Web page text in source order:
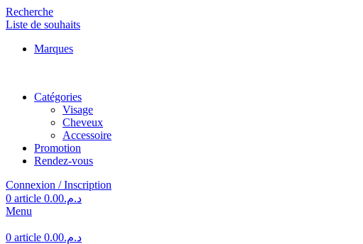
Recherche
Liste de souhaits
Marques
Catégories
Visage
Cheveux
Accessoire
Promotion
Rendez-vous
Connexion / Inscription
0 article د.م.0.00
Menu
0 article د.م.0.00